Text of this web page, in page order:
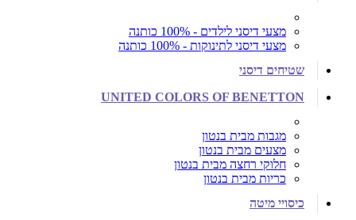
מצעי דיסני לילדים - 100% כותנה
מצעי דיסני לתינוקות - 100% כותנה
שטיחים דיסני
UNITED COLORS OF BENETTON
מגבות מבית בנטון
מצעים מבית בנטון
חלוקי רחצה מבית בנטון
כריות מבית בנטון
כיסויי מיטה